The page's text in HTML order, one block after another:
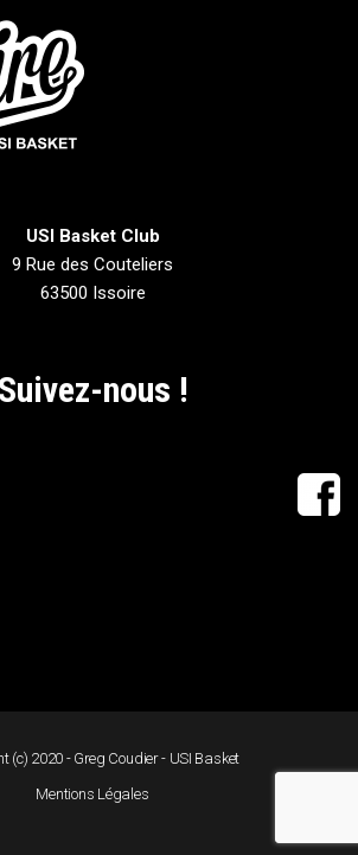
USI Basket Club
9 Rue des Couteliers
63500 Issoire
Suivez-nous !
(c) 2020 - Greg Coudier - USI Basket
Mentions Légales